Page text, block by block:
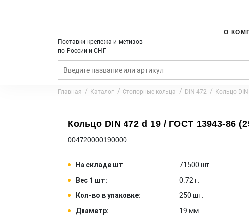
Поставки крепежа и метизов
по России и СНГ
О
Главная Каталог Стопорные кольца DIN 472 Кольцо
Кольцо DIN 472 d 19 / ГОСТ 13943-86
004720000190000
На складе шт:
71500 шт.
Вес 1 шт:
0.72 г.
Кол-во в упаковке:
250 шт.
Диаметр:
19 мм.